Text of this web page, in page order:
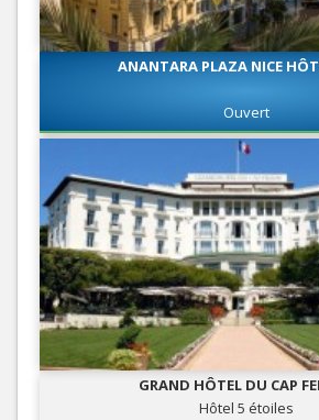
ANANTARA PLAZA NICE
Ouvert
GRAND HÔTEL DU CAP
Hôtel 5 étoiles